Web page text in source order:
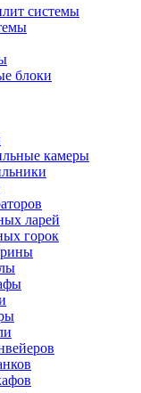
системы
блоки
камеры
ларей
горок